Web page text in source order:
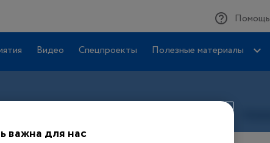
Помощь
Видео Спецпроекты Полезные материалы
важна для нас